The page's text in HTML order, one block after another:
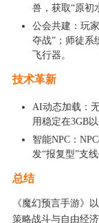
兽，获取“原初
公会共建：玩
夺战”；师徒系
飞行器。
技术革新
AI动态加载：
用稳定在3GB
智能NPC：
发“报复型”支
总结
《魔幻预言手游》
策略战斗与自由经